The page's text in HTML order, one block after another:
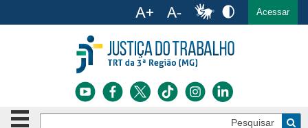
Ir para o menu Ir para a busca Ir para o rodapé
Acessar
Botão